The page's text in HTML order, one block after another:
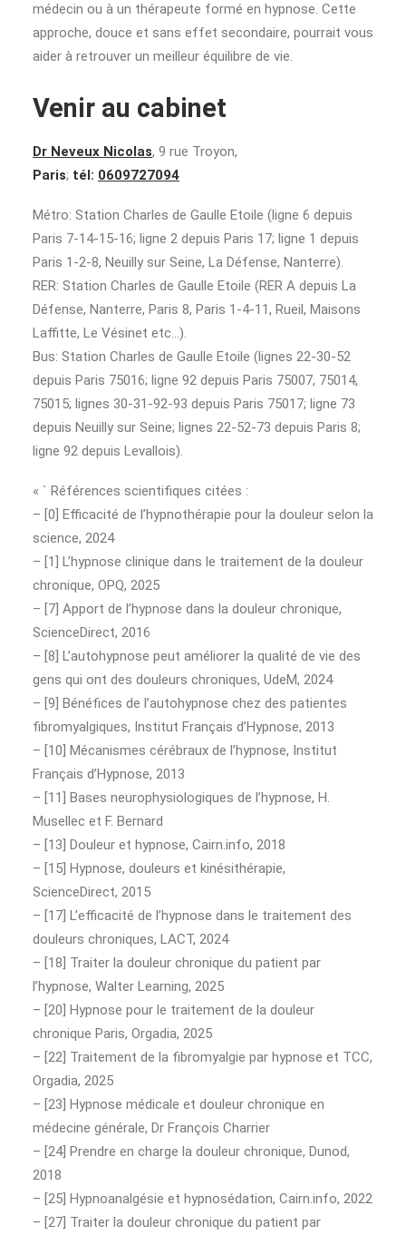
médecin ou à un thérapeute formé en hypnose. Cette
approche, douce et sans effet secondaire, pourrait vous
aider à retrouver un meilleur équilibre de vie.
Venir au cabinet
Dr Neveux Nicolas, 9 rue Troyon,
Paris; tél: 0609727094
Métro: Station Charles de Gaulle Etoile (ligne 6 depuis
Paris 7-14-15-16; ligne 2 depuis Paris 17; ligne 1 depuis
Paris 1-2-8, Neuilly sur Seine, La Défense, Nanterre).
RER: Station Charles de Gaulle Etoile (RER A depuis La
Défense, Nanterre, Paris 8, Paris 1-4-11, Rueil, Maisons
Laffitte, Le Vésinet etc…).
Bus: Station Charles de Gaulle Etoile (lignes 22-30-52
depuis Paris 75016; ligne 92 depuis Paris 75007, 75014,
75015; lignes 30-31-92-93 depuis Paris 75017; ligne 73
depuis Neuilly sur Seine; lignes 22-52-73 depuis Paris 8;
ligne 92 depuis Levallois).
« ` Références scientifiques citées :
– [0] Efficacité de l’hypnothérapie pour la douleur selon la
science, 2024
– [1] L’hypnose clinique dans le traitement de la douleur
chronique, OPQ, 2025
– [7] Apport de l’hypnose dans la douleur chronique,
ScienceDirect, 2016
– [8] L’autohypnose peut améliorer la qualité de vie des
gens qui ont des douleurs chroniques, UdeM, 2024
– [9] Bénéfices de l’autohypnose chez des patientes
fibromyalgiques, Institut Français d’Hypnose, 2013
– [10] Mécanismes cérébraux de l’hypnose, Institut
Français d’Hypnose, 2013
– [11] Bases neurophysiologiques de l’hypnose, H.
Musellec et F. Bernard
– [13] Douleur et hypnose, Cairn.info, 2018
– [15] Hypnose, douleurs et kinésithérapie,
ScienceDirect, 2015
– [17] L’efficacité de l’hypnose dans le traitement des
douleurs chroniques, LACT, 2024
– [18] Traiter la douleur chronique du patient par
l’hypnose, Walter Learning, 2025
– [20] Hypnose pour le traitement de la douleur
chronique Paris, Orgadia, 2025
– [22] Traitement de la fibromyalgie par hypnose et TCC,
Orgadia, 2025
– [23] Hypnose médicale et douleur chronique en
médecine générale, Dr François Charrier
– [24] Prendre en charge la douleur chronique, Dunod,
2018
– [25] Hypnoanalgésie et hypnosédation, Cairn.info, 2022
– [27] Traiter la douleur chronique du patient par